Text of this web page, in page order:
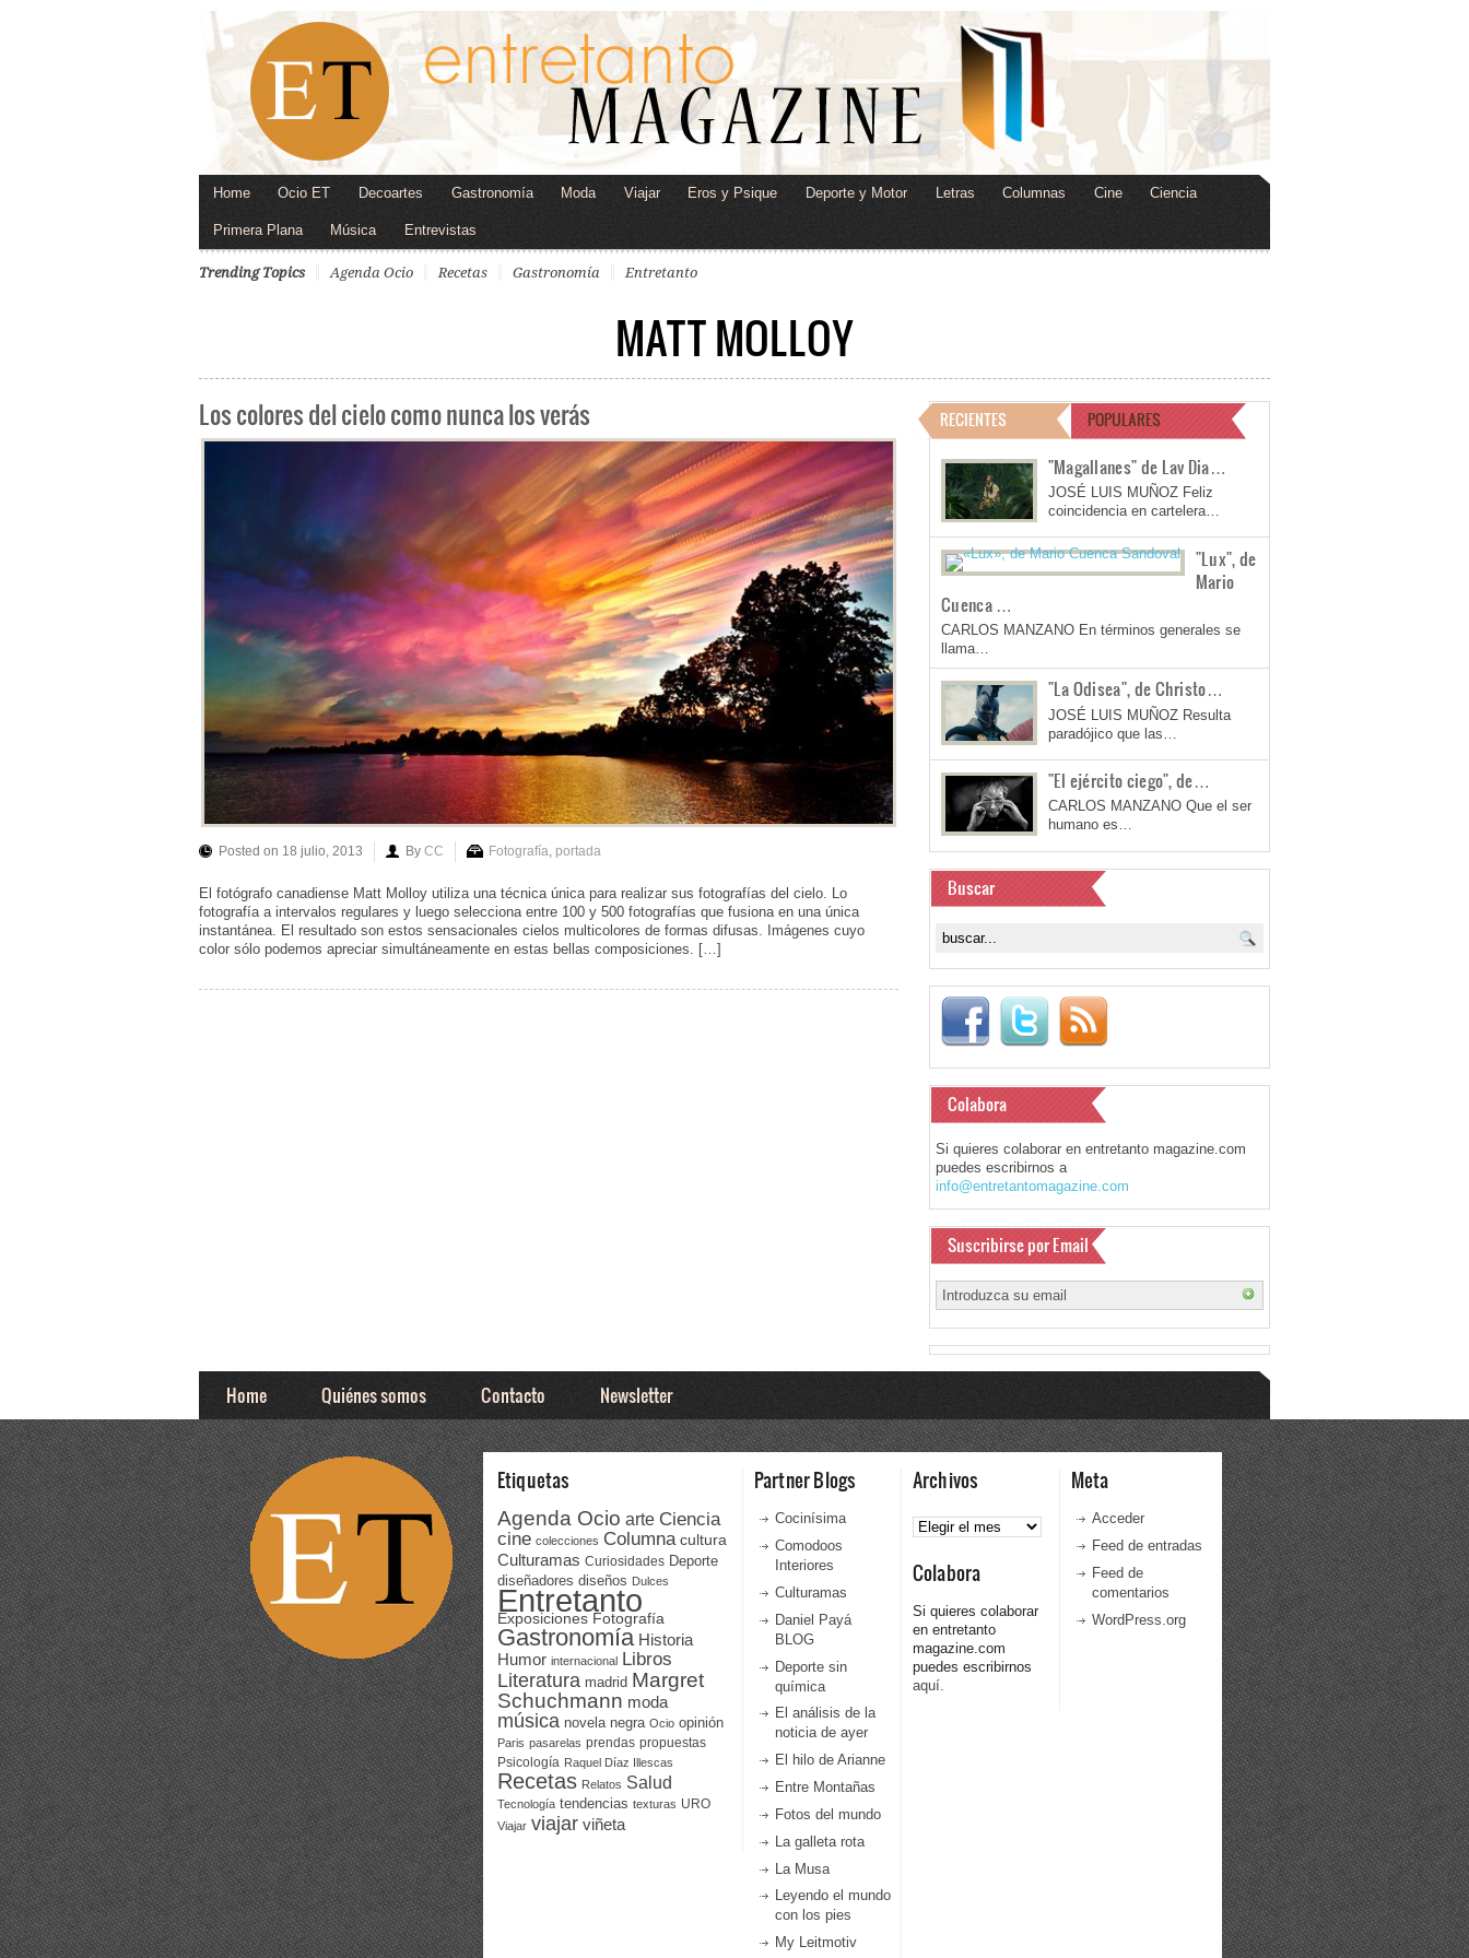
Home Ocio ET Decoartes Gastronomía Moda Viajar Eros y Psique Deporte y Motor Letras Columnas Cine Ciencia
Primera Plana Música Entrevistas
Trending Topics Agenda Ocio Recetas Gastronomía Entretanto
MATT MOLLOY
Los colores del cielo como nunca los verás
Posted on 18 julio, 2013 By CC Fotografía portada
El fotógrafo canadiense Matt Molloy utiliza una técnica única para realizar sus fotografías del cielo. Lo
fotografía a intervalos regulares y luego selecciona entre 100 y 500 fotografías que fusiona en una única
instantánea. El resultado son estos sensacionales cielos multicolores de formas difusas. Imágenes cuyo
color sólo podemos apreciar simultáneamente en estas bellas composiciones. […]
RECIENTES POPULARES
"Magallanes" de Lav Dia…
JOSÉ LUIS MUÑOZ Feliz
coincidencia en cartelera…
"Lux", de
Mario
Cuenca …
CARLOS MANZANO En términos generales se
llama…
"La Odisea", de Christo…
JOSÉ LUIS MUÑOZ Resulta
paradójico que las…
"El ejército ciego", de…
CARLOS MANZANO Que el ser
humano es…
Buscar
Colabora
Si quieres colaborar en entretanto magazine.com
puedes escribirnos a
info@entretantomagazine.com
Suscribirse por Email
Home Quiénes somos Contacto Newsletter
Etiquetas
Agenda Ocio arte Ciencia
cine colecciones Columna cultura
Culturamas Curiosidades Deporte
diseñadores diseños Dulces
Entretanto
Exposiciones Fotografía
Gastronomía Historia
Humor internacional Libros
Literatura madrid Margret
Schuchmann moda
música novela negra Ocio opinión
Paris pasarelas prendas propuestas
Psicología Raquel Díaz Illescas
Recetas Relatos Salud
Tecnología tendencias texturas URO
Viajar viajar viñeta
Partner Blogs
Cocinísima
Comodoos
Interiores
Culturamas
Daniel Payá
BLOG
Deporte sin
química
El análisis de la
noticia de ayer
El hilo de Arianne
Entre Montañas
Fotos del mundo
La galleta rota
La Musa
Leyendo el mundo
con los pies
My Leitmotiv
Archivos
Archivos
Colabora
Si quieres colaborar
en entretanto
magazine.com
puedes escribirnos
aquí.
Meta
Acceder
Feed de entradas
Feed de
comentarios
WordPress.org